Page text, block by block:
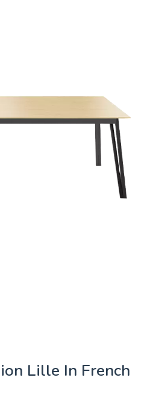
Lille In French